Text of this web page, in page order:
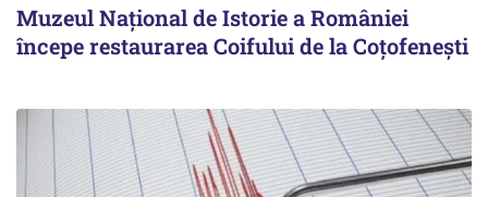
Muzeul Național de Istorie a României
începe restaurarea Coifului de la Coțofenești